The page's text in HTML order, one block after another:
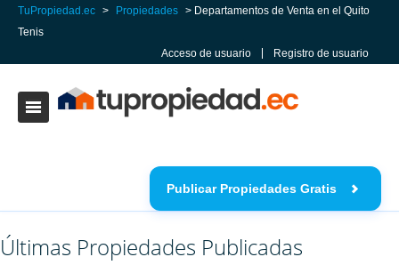
TuPropiedad.ec > Propiedades > Departamentos de Venta en el Quito
Tenis
Acceso de usuario
Registro de usuario
Publicar Propiedades Gratis
Últimas Propiedades Publicadas